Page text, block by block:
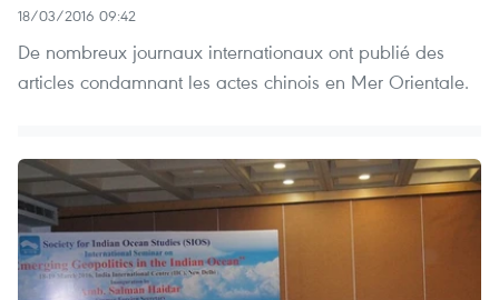
18/03/2016 09:42
De nombreux journaux internationaux ont publié des
articles condamnant les actes chinois en Mer Orientale.